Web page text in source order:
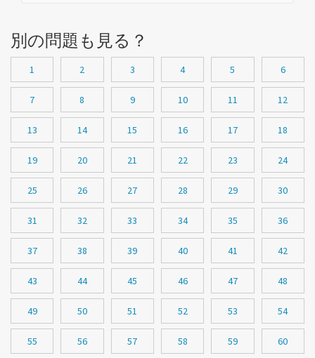
別の問題も見る？
1 2 3 4 5 6
7 8 9 10 11 12
13 14 15 16 17 18
19 20 21 22 23 24
25 26 27 28 29 30
31 32 33 34 35 36
37 38 39 40 41 42
43 44 45 46 47 48
49 50 51 52 53 54
55 56 57 58 59 60